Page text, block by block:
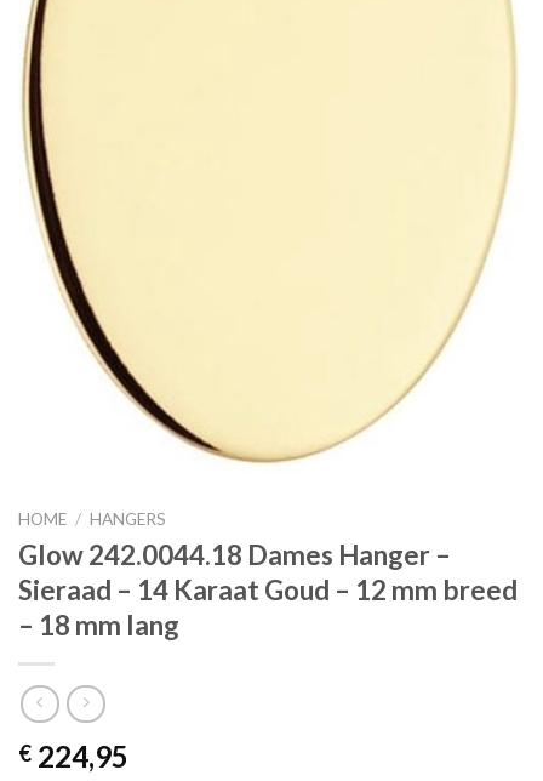
HOME / HANGERS
Glow 242.0044.18 Dames Hanger –
Sieraad – 14 Karaat Goud – 12 mm breed
– 18 mm lang
€ 224,95